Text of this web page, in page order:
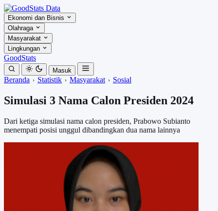
Ekonomi dan Bisnis
Olahraga
Masyarakat
Lingkungan
GoodStats
Masuk
Beranda Statistik Masyarakat Sosial
Simulasi 3 Nama Calon Presiden 2024
Dari ketiga simulasi nama calon presiden, Prabowo Subianto
menempati posisi unggul dibandingkan dua nama lainnya